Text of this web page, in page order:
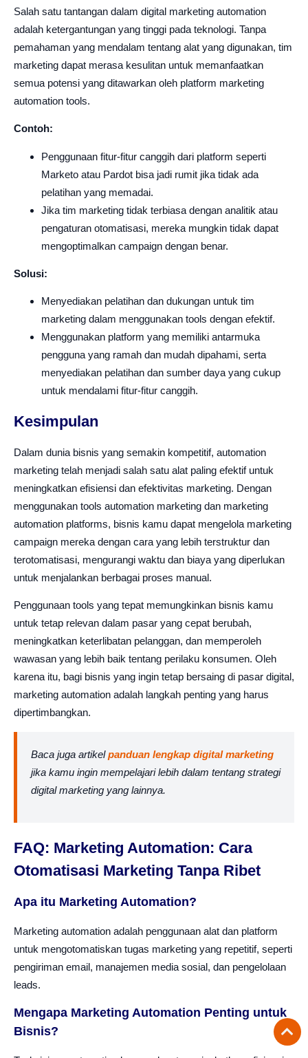
Salah satu tantangan dalam digital marketing automation
adalah ketergantungan yang tinggi pada teknologi. Tanpa
pemahaman yang mendalam tentang alat yang digunakan, tim
marketing dapat merasa kesulitan untuk memanfaatkan
semua potensi yang ditawarkan oleh platform marketing
automation tools.
Contoh:
Penggunaan fitur-fitur canggih dari platform seperti
Marketo atau Pardot bisa jadi rumit jika tidak ada
pelatihan yang memadai.
Jika tim marketing tidak terbiasa dengan analitik atau
pengaturan otomatisasi, mereka mungkin tidak dapat
mengoptimalkan campaign dengan benar.
Solusi:
Menyediakan pelatihan dan dukungan untuk tim
marketing dalam menggunakan tools dengan efektif.
Menggunakan platform yang memiliki antarmuka
pengguna yang ramah dan mudah dipahami, serta
menyediakan pelatihan dan sumber daya yang cukup
untuk mendalami fitur-fitur canggih.
Kesimpulan
Dalam dunia bisnis yang semakin kompetitif, automation
marketing telah menjadi salah satu alat paling efektif untuk
meningkatkan efisiensi dan efektivitas marketing. Dengan
menggunakan tools automation marketing dan marketing
automation platforms, bisnis kamu dapat mengelola marketing
campaign mereka dengan cara yang lebih terstruktur dan
terotomatisasi, mengurangi waktu dan biaya yang diperlukan
untuk menjalankan berbagai proses manual.
Penggunaan tools yang tepat memungkinkan bisnis kamu
untuk tetap relevan dalam pasar yang cepat berubah,
meningkatkan keterlibatan pelanggan, dan memperoleh
wawasan yang lebih baik tentang perilaku konsumen. Oleh
karena itu, bagi bisnis yang ingin tetap bersaing di pasar digital,
marketing automation adalah langkah penting yang harus
dipertimbangkan.
Baca juga artikelpanduan lengkap digital marketing
jika kamu ingin mempelajari lebih dalam tentang strategi
digital marketing yang lainnya.
FAQ: Marketing Automation: Cara
Otomatisasi Marketing Tanpa Ribet
Apa itu Marketing Automation?
Marketing automation adalah penggunaan alat dan platform
untuk mengotomatiskan tugas marketing yang repetitif, seperti
pengiriman email, manajemen media sosial, dan pengelolaan
leads.
Mengapa Marketing Automation Penting untuk
Bisnis?